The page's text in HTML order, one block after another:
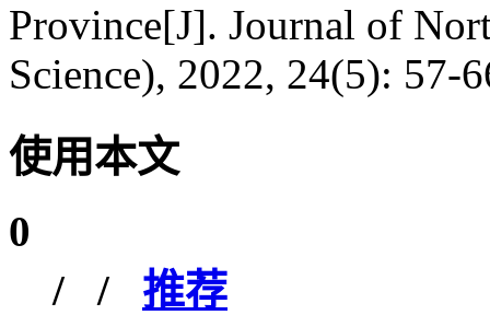
Province[J]. Journal of
Science), 2022, 24(5): 57-
使用本文
0
/ / 推荐